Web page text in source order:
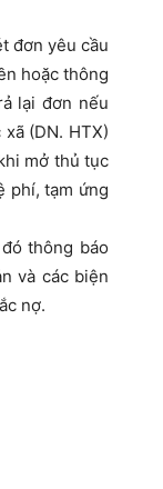
đơn yêu cầu
hoặc thông
lại đơn nếu
(DN. HTX)
mở thủ tục
phí, tạm ứng
thông báo
và các biện
nợ.